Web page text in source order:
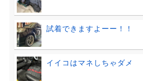
試着できますよーー！！
イイコはマネしちゃダメ